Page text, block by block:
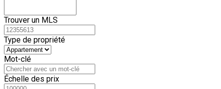
Trouver un MLS
Type de propriété
Mot-clé
Échelle des prix